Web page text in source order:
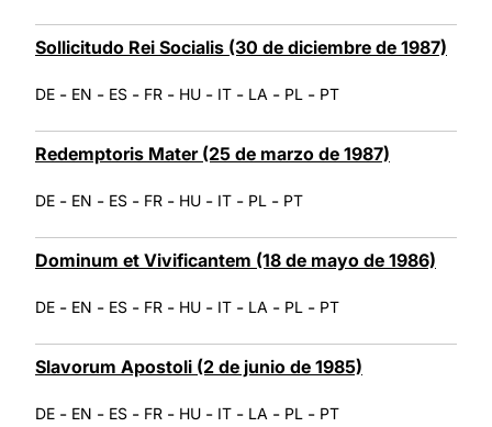
Sollicitudo Rei Socialis (30 de diciembre de 1987)
DE - EN - ES - FR - HU - IT - LA - PL - PT
Redemptoris Mater (25 de marzo de 1987)
DE - EN - ES - FR - HU - IT - PL - PT
Dominum et Vivificantem (18 de mayo de 1986)
DE - EN - ES - FR - HU - IT - LA - PL - PT
Slavorum Apostoli (2 de junio de 1985)
DE - EN - ES - FR - HU - IT - LA - PL - PT